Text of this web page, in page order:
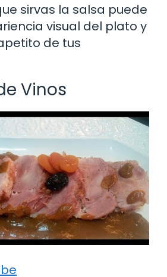
sirvas la salsa puede
visual del plato y
de tus
Vinos